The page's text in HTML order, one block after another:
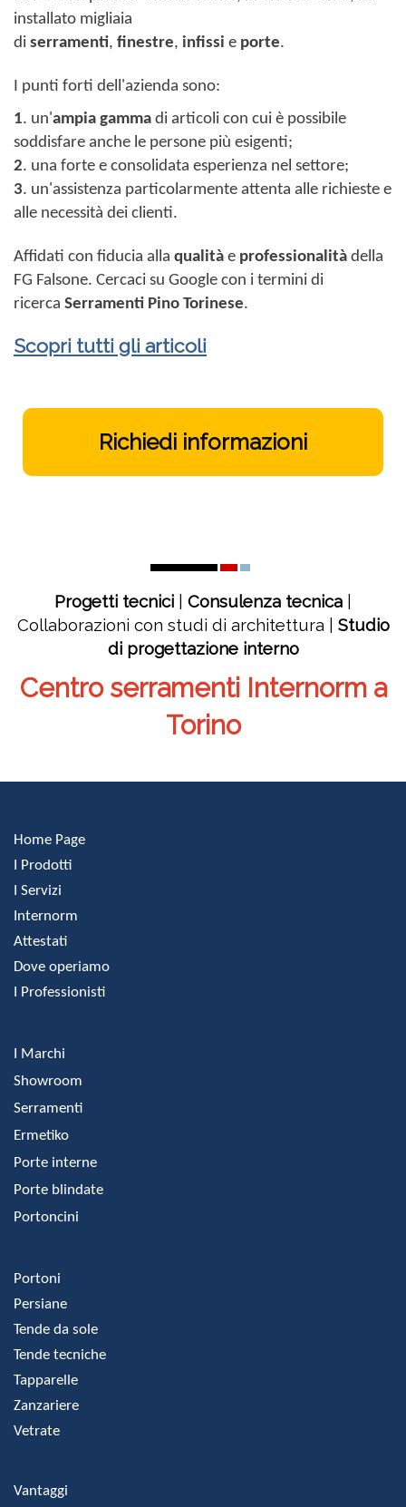
installato migliaia
di serramenti, finestre, infissi e porte.
I punti forti dell'azienda sono:
1. un'ampia gamma di articoli con cui è possibile
soddisfare anche le persone più esigenti;
2. una forte e consolidata esperienza nel settore;
3. un'assistenza particolarmente attenta alle richieste e
alle necessità dei clienti.
Affidati con fiducia alla qualità e professionalità della
FG Falsone. Cercaci su Google con i termini di
ricerca Serramenti Pino Torinese.
Scopri tutti gli articoli
Richiedi informazioni
Progetti tecnici Consulenza tecnica
Collaborazioni con studi di architettura | Studio
di progettazione interno
Centro serramenti Internorm a
Torino
Home Page
I Prodotti
I Servizi
Internorm
Attestati
Dove operiamo
I Professionisti
I Marchi
Showroom
Serramenti
Ermetiko
Porte interne
Porte blindate
Portoncini
Portoni
Persiane
Tende da sole
Tende tecniche
Tapparelle
Zanzariere
Vetrate
Vantaggi